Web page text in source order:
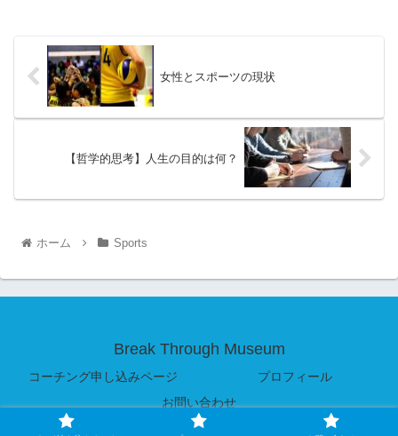
女性とスポーツの現状
【哲学的思考】人生の目的は何？
ホーム Sports
Break Through Museum
コーチング申し込みページ
プロフィール
お問い合わせ
© 2020-2026 Break Through Museum.